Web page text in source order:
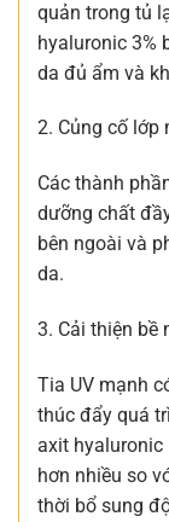
quản trong tủ
hyaluronic 3%
da đủ ẩm và
2. Củng cố lớp
Các thành
dưỡng chất
bên ngoài và
da.
3. Cải thiện bề
Tia UV mạnh
thúc đẩy quá
axit
hơn nhiều so
thời bổ sung